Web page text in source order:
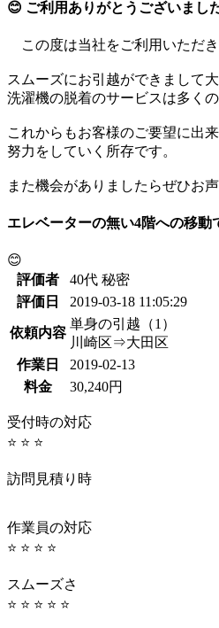
😊 ご利用ありがとうございまし
この度は当社をご利用いただ
スムーズにお引越ができまして
洗濯機の脱着のサービスは多く
これからもお客様のご要望に出
努力をしていく所存です。
また機会がありましたらぜひお
エレベーターの無い4階への移動
😊
評価者
40代 秘密
評価日
2019-03-18 11:05:29
依頼内容
単身の引越（1）
川崎区⇒大田区
作業日
2019-02-13
料金
30,240円
受付時の対応
⭐ ⭐ ⭐
訪問見積り時
作業員の対応
⭐ ⭐ ⭐ ⭐
スムーズさ
⭐ ⭐ ⭐ ⭐ ⭐